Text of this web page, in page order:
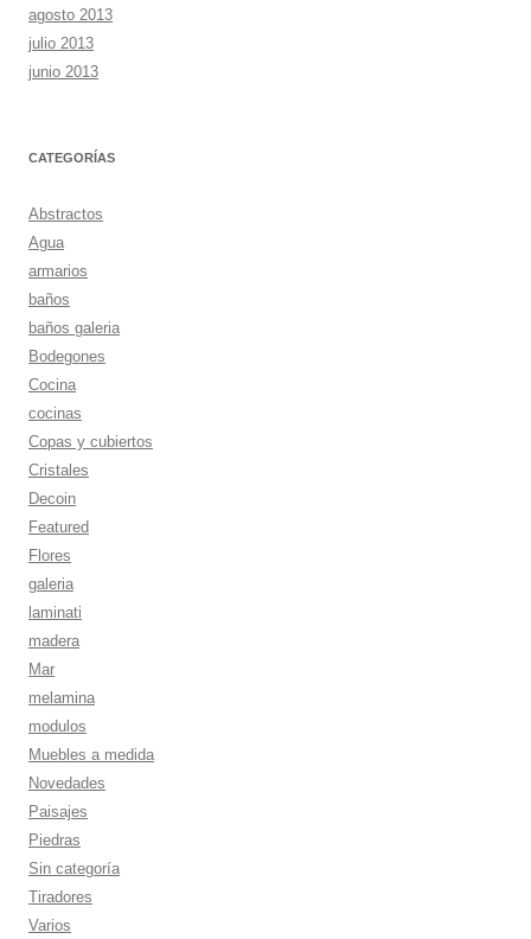
agosto 2013
julio 2013
junio 2013
CATEGORÍAS
Abstractos
Agua
armarios
baños
baños galeria
Bodegones
Cocina
cocinas
Copas y cubiertos
Cristales
Decoin
Featured
Flores
galeria
laminati
madera
Mar
melamina
modulos
Muebles a medida
Novedades
Paisajes
Piedras
Sin categoría
Tiradores
Varios